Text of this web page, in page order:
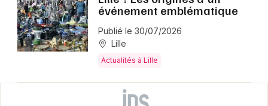
événement emblématique
Publié le 30/07/2026
Lille
Actualités à Lille